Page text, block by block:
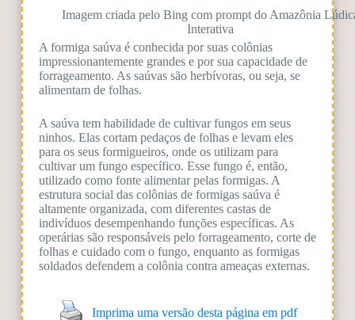
Imagem criada pelo Bing com prompt do Amazônia
Interativa
A formiga saúva é conhecida por suas colônias
impressionantemente grandes e por sua capacidade de
forrageamento. As saúvas são herbívoras, ou seja, se
alimentam de folhas.
A saúva tem habilidade de cultivar fungos em seus
ninhos. Elas cortam pedaços de folhas e levam eles
para os seus formigueiros, onde os utilizam para
cultivar um fungo específico. Esse fungo é, então,
utilizado como fonte alimentar pelas formigas. A
estrutura social das colônias de formigas saúva é
altamente organizada, com diferentes castas de
indivíduos desempenhando funções específicas. As
operárias são responsáveis pelo forrageamento, corte de
folhas e cuidado com o fungo, enquanto as formigas
soldados defendem a colônia contra ameaças externas.
Imprima uma versão desta página em pdf